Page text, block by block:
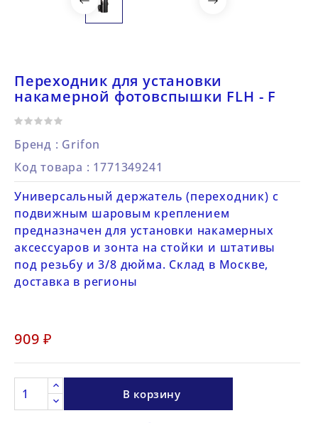
Переходник для установки
накамерной фотовспышки FLH - F
Бренд : Grifon
Код товара : 1771349241
Универсальный держатель (переходник) с
подвижным шаровым креплением
предназначен для установки накамерных
аксессуаров и зонта на стойки и штативы
под резьбу и 3/8 дюйма. Склад в Москве,
доставка в регионы
909 ₽
В корзину